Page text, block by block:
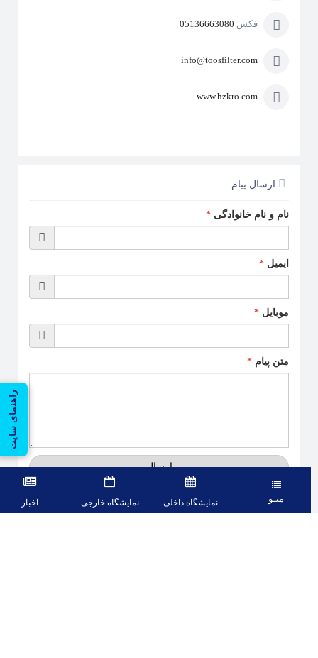
راهنمای سایت
فکس 05136663080
info@toosfilter.com
www.hzkro.com
ارسال پیام
نام و نام خانوادگی *
ایمیل *
موبایل *
متن پیام *
ارسال
منـو نمایشگاه داخلی نمایشگاه خارجی اخبار